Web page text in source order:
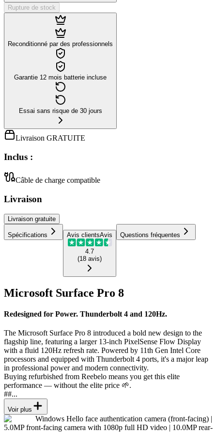
Rupture de stock
Reconditionné par des professionnels
Garantie 12 mois batterie incluse
Essai sans risque de 30 jours
Livraison GRATUITE
Inclus :
Câble de charge compatible
Livraison
Livraison gratuite
Spécifications Avis clientsAvis
4.7
(18 avis)
Questions fréquentes
Microsoft Surface Pro 8
Redesigned for Power. Thunderbolt 4 and 120Hz.
The Microsoft Surface Pro 8 introduced a bold new design to the
flagship line, featuring a larger 13-inch PixelSense Flow Display
with a fluid 120Hz refresh rate. Powered by 11th Gen Intel Core
processors and equipped with Thunderbolt 4 ports, it's a major leap
in professional power and modern connectivity.
Buying refurbished from Reebelo means you get this elite
performance — without the elite price 🌱.
##...
Voir plus
Windows Hello face authentication camera (front-facing) |
5.0MP front-facing camera with 1080p full HD video | 10.0MP rear-